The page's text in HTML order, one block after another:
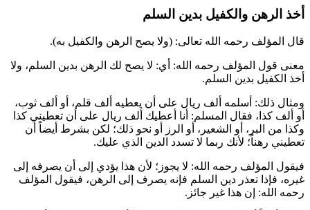
أخذ الرهن والكفيل بدين السلم
قال المؤلف رحمه الله تعالى: (ولا يصح الرهن والكفيل به).
معنى قول المؤلف رحمه الله: أي: لا يصح لك الرهن بدين السلم، ولا
أخذ الكفيل بدين السلم.
ومثال ذلك: أسلمه ألف ريال على أن يعطيه ألف قلم، أو ألف ثوب،
أو ألف كذا، فقال المسلم: أنا أعطيك ألف ريال على أن تعطيني كذا
وكذا من البر، أو الشعير، أو الرز أو نحو ذلك؛ لكن بشرط أيضاً أن
تعطيني رهناً؛ لأنك ربما لا تسدد الدين الذي عليك.
فيقول المؤلف رحمه الله: لا يجوز؛ لأن هذا يؤدي إلى أن يصرفه إلى
غيره، فإذا تعذر دين السلم فإنه يصرف إلى الرهن، فيقول المؤلف
رحمه الله: إن هذا غير جائز.